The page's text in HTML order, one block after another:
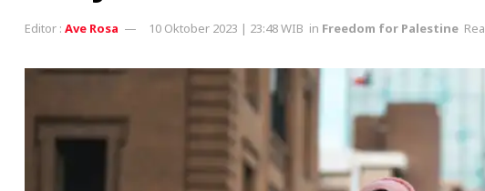
Ave Rosa 10 Oktober 2023 | 23:48 WIB in Freedom for Palestine